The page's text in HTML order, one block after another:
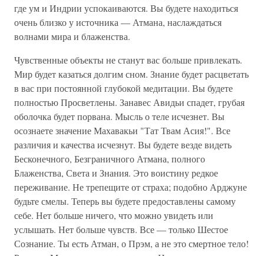
где ум и Индрии успокаиваются. Вы будете находиться
очень близко у источника — Атмана, наслаждаться
волнами мира и блаженства.
Чувственные объекты не станут вас больше привлекать.
Мир будет казаться долгим сном. Знание будет расцветать
в вас при постоянной глубокой медитации. Вы будете
полностью Просветлены. Занавес Авидьи спадет, грубая
оболочка будет порвана. Мысль о теле исчезнет. Вы
осознаете значение Махавакьи "Тат Твам Асия!". Все
различия и качества исчезнут. Вы будете везде видеть
Бесконечного, Безграничного Атмана, полного
Блаженства, Света и Знания. Это воистину редкое
переживание. Не трепещите от страха; подобно Арджуне
будьте смелы. Теперь вы будете предоставлены самому
себе. Нет больше ничего, что можно увидеть или
услышать. Нет больше чувств. Все — только Шестое
Сознание. Ты есть Атман, о Прэм, а не это смертное тело!